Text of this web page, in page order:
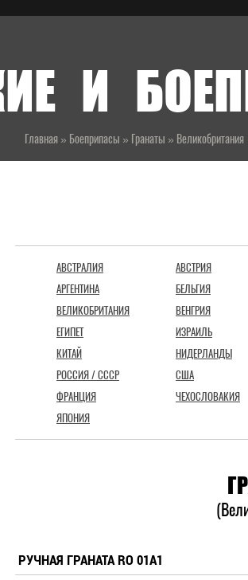
И
Главная » Боеприпасы » Гранаты » Великобритания
АВСТРАЛИЯ АВСТРИЯ
АРГЕНТИНА
БЕЛЬГИЯ
ВЕЛИКОБРИТАНИЯ
ВЕНГРИЯ
ЕГИПЕТ
ИЗРАИЛЬ
КИТАЙ
НИДЕРЛАНДЫ
РОССИЯ / СССР
США
ФРАНЦИЯ
ЧЕХОСЛОВАКИЯ
ЯПОНИЯ
РУЧНАЯ ГРАНАТА RO 01A1